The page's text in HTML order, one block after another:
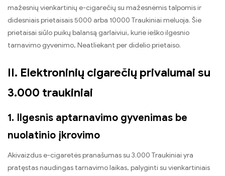
mažesnių vienkartinių e-cigarečių su mažesnėmis talpomis ir
didesniais prietaisais 5000 arba 10000 Traukiniai meluoja. Šie
prietaisai siūlo puikų balansą garlaiviui, kurie ieško ilgesnio
tarnavimo gyvenimo, Neatliekant per didelio prietaiso.
II. Elektroninių cigarečių privalumai su
3.000 traukiniai
1. Ilgesnis aptarnavimo gyvenimas be
nuolatinio įkrovimo
Akivaizdus e-cigaretės pranašumas su 3.000 Traukiniai yra
pratęstas naudingas tarnavimo laikas, palyginti su vienkartiniais